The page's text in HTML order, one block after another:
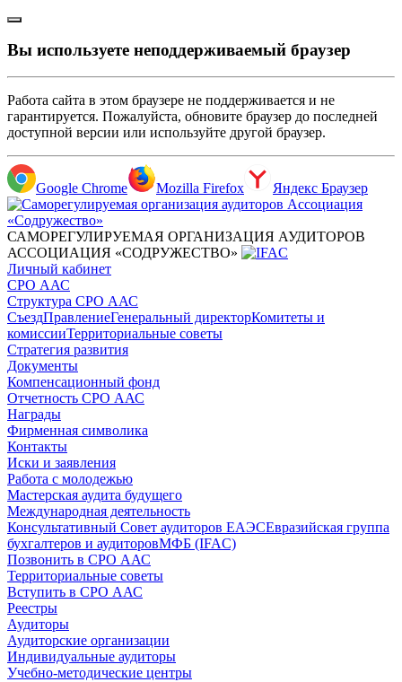
Вы используете неподдерживаемый браузер
Работа сайта в этом браузере не поддерживается и не
гарантируется. Пожалуйста, обновите браузер до последней
доступной версии или используйте другой браузер.
Google Chrome Mozilla Firefox Яндекс Браузер
САМОРЕГУЛИРУЕМАЯ ОРГАНИЗАЦИЯ АУДИТОРОВ
АССОЦИАЦИЯ «СОДРУЖЕСТВО»
Личный кабинет
СРО ААС
Структура СРО ААС
СъездПравлениеГенеральный директорКомитеты и
комиссииТерриториальные советы
Стратегия развития
Документы
Компенсационный фонд
Отчетность СРО ААС
Награды
Фирменная символика
Контакты
Иски и заявления
Работа с молодежью
Мастерская аудита будущего
Международная деятельность
Консультативный Совет аудиторов ЕАЭСЕвразийская группа
бухгалтеров и аудиторовМФБ (IFAC)
Позвонить в СРО ААС
Территориальные советы
Вступить в СРО ААС
Реестры
Аудиторы
Аудиторские организации
Индивидуальные аудиторы
Учебно-методические центры